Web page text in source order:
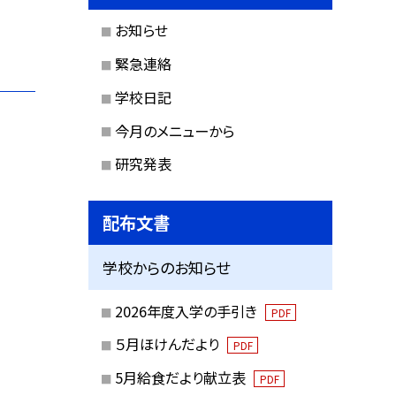
お知らせ
緊急連絡
学校日記
今月のメニューから
研究発表
配布文書
学校からのお知らせ
2026年度入学の手引き PDF
５月ほけんだより PDF
5月給食だより献立表 PDF